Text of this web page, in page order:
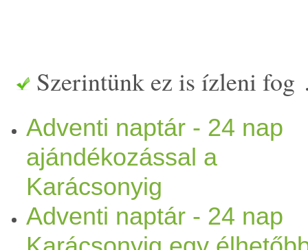
hogy kiegyensúlyozottabb
ig: 24 napig,
tehetsz Önmagadért, hogy
kifejlesz. Kellemes
kívánunk:) Ha szeretnéd
Szerintünk ez is ízleni
Adventi naptár - 24 nap
ajándékozással a
Karácsonyig
Adventi naptár - 24 nap